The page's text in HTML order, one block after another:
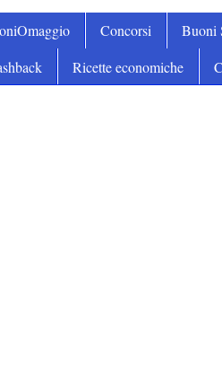
Concorsi Buoni
Ricette economiche